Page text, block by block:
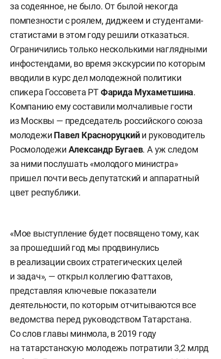
за содеянное, не было. От былой некогда
помпезности с роялем, диджеем и студентами-
статистами в этом году решили отказаться.
Ограничились только несколькими наглядными
инфостендами, во время экскурсии по которым
вводили в курс дел молодежной политики
спикера Госсовета РТФарида Мухаметшина.
Компанию ему составили молчаливые гости
из Москвы — председатель российского союза
молодежи Павел Красноруцкийи руководитель
Росмолодежи Александр Бугаев. А уж следом
за ними послушать «молодого министра»
пришел почти весь депутатский и аппаратный
цвет республики.
«Мое выступление будет посвящено тому, как
за прошедший год мы продвинулись
в реализации своих стратегических целей
и задач», — открыл коллегию Фаттахов,
представляя ключевые показатели
деятельности, по которым отчитываются все
ведомства перед руководством Татарстана.
Со слов главы минмола, в 2019 году
на татарстанскую молодежь потратили 3,2 млрд